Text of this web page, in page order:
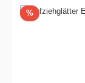
%Rabatt